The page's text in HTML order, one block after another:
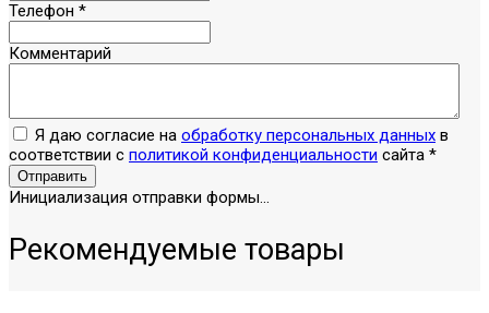
Телефон *
Комментарий
Я даю согласие на обработку персональных данных в
соответствии с политикой конфиденциальности сайта *
Отправить
Инициализация отправки формы...
Рекомендуемые товары